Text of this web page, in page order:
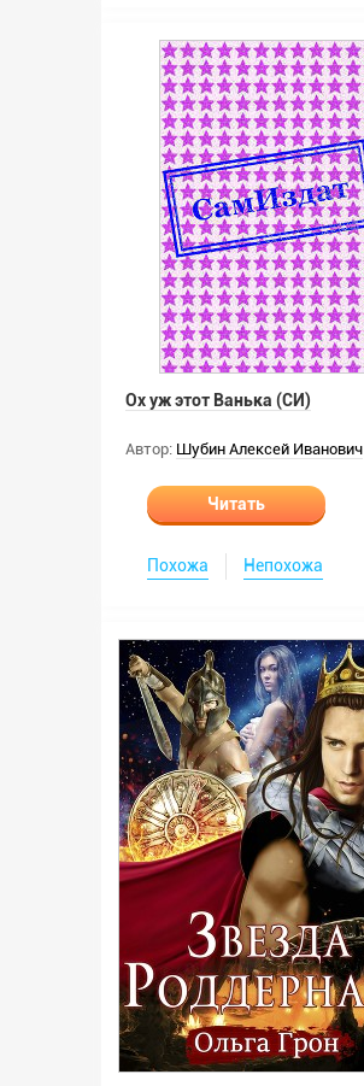
Ох уж этот Ванька (СИ)
Автор: Шубин Алексей Иванович
Читать
Похожа Непохожа